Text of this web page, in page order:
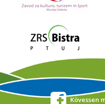
Kövessen